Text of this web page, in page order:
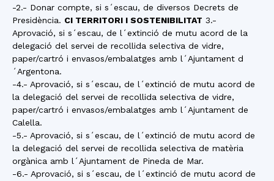
-2.- Donar compte, si s´escau, de diversos Decrets de
Presidència. CI TERRITORI I SOSTENIBILITAT 3.-
Aprovació, si s´escau, de l´extinció de mutu acord de la
delegació del servei de recollida selectiva de vidre,
paper/cartró i envasos/embalatges amb l´Ajuntament d
´Argentona.
-4.- Aprovació, si s´escau, de l´extinció de mutu acord de
la delegació del servei de recollida selectiva de vidre,
paper/cartró i envasos/embalatges amb l´Ajuntament de
Calella.
-5.- Aprovació, si s´escau, de l´extinció de mutu acord de
la delegació del servei de recollida selectiva de matèria
orgànica amb l´Ajuntament de Pineda de Mar.
-6.- Aprovació, si s´escau, de l´extinció de mutu acord de